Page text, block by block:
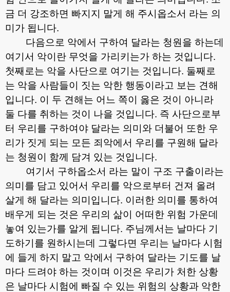
금 더 강조하면 빠지지 말게 해 주시옵소서 라는 의
미가 됩니다.
다음으로 악에서 구하여 달라는 청원을 하는데
여기서 악이란 무엇을 가리키는가 하는 것입니다.
첫째로는 악을 사단으로 여기는 것입니다. 둘째로
는 악을 사람들이 짓는 악한 행동이라고 보는 견해
입니다. 이 두 견해는 어느 쪽이 옳은 것이 아니라
둘 다를 취하는 것이 나을 것입니다. 즉 사단으로부
터 우리를 구하여야 달라는 의미와 더불어 또한 우
리가 짓게 되는 모든 죄악에서 우리를 구원해 달라
는 청원이 함께 담겨 있는 것입니다.
여기서 구하옵소서 라는 말이 구조 구출이라는
의미를 담고 있어서 우리를 악으로부터 건져 올려
살게 해 달라는 의미입니다. 이러한 의미를 통하여
배우게 되는 것은 우리의 삶이 어떠한 위험 가운데
놓여 있는가를 알게 됩니다. 주님께서는 날마다 기
도하기를 원하시는데 그렇다면 우리는 날마다 시험
에 들게 하지 말고 악에서 구하여 달라는 기도를 날
마다 드려야 하는 것이며 이것은 우리가 처한 상황
은 날마다 시험에 빠질 수 있는 위험의 상황과 악한